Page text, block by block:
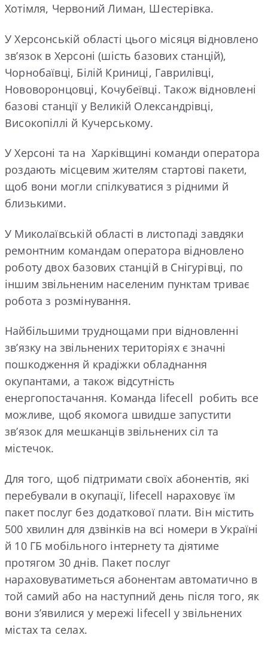
Хотімля, Червоний Лиман, Шестерівка.
У Херсонській області цього місяця відновлено
зв’язок в Херсоні (шість базових станцій),
Чорнобаївці, Білій Криниці, Гаврилівці,
Нововоронцовці, Кочубеївці. Також відновлені
базові станції у Великій Олександрівці,
Високопіллі й Кучерському.
У Херсоні та на Харківщині команди оператора
роздають місцевим жителям стартові пакети,
щоб вони могли спілкуватися з рідними й
близькими.
У Миколаївській області в листопаді завдяки
ремонтним командам оператора відновлено
роботу двох базових станцій в Снігурівці, по
іншим звільненим населеним пунктам триває
робота з розмінування.
Найбільшими труднощами при відновленні
зв’язку на звільнених територіях є значні
пошкодження й крадіжки обладнання
окупантами, а також відсутність
енергопостачання. Команда lifecell робить все
можливе, щоб якомога швидше запустити
зв’язок для мешканців звільнених сіл та
містечок.
Для того, щоб підтримати своїх абонентів, які
перебували в окупації, lifecell нараховує їм
пакет послуг без додаткової плати. Він містить
500 хвилин для дзвінків на всі номери в Україні
й 10 ГБ мобільного інтернету та діятиме
протягом 30 днів. Пакет послуг
нараховуватиметься абонентам автоматично в
той самий або на наступний день після того, як
вони з’явилися у мережі lifecell у звільнених
містах та селах.